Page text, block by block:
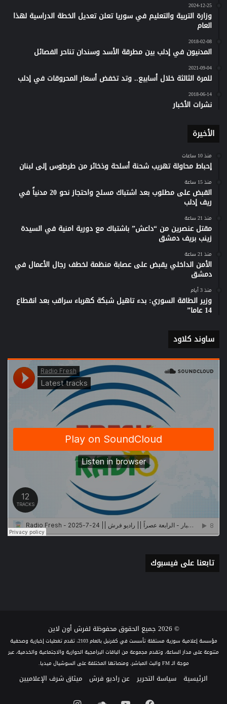
2024-12-25
وزارة التربية والتعليم في سوريا تعلن تعديل الخطة الدراسية لهذا
العام
2018-02-08
المدنيون في إدلب بين مطرقة الأسد وسندان تناحر الفصائل
2021-09-04
للمرة الثالثة خلال أسابيع.. وتد تخفض أسعار المحروقات في إدلب
2018-06-14
نشرات الأخبار
الأخيرة
منذ 10 ساعات
إحباط محاولة تهريب شحنة أسلحة وذخائر من طرطوس إلى لبنان
منذ 15 ساعة
القبض على مطلوب بعد اشتباك مسلح واحتجاز نحو 20 مدنياً في
ريف إدلب
منذ 21 ساعة
مقتل عنصرين من “داعش” باشتباك مع دورية امنية في السيدة
زينب بريف دمشق
منذ 21 ساعة
الأمن الداخلي يقبض على عصابة منظمة لخطف رجال الأعمال في
دمشق
منذ 3 أيام
وزير الطاقة السوري: بدء تاهيل شبكة كهرباء سراقب بعد انقطاع
14 عاما”
ساوند كلاود
تابعنا على فيسبوك
© 2026 جميع الحقوق محفوظة لفرش أون لاين
مؤسسة إعلامية سورية مستقلة تأسست في كفرنبل بالعام 2103، تقدم تغطيات إخبارية وصحفية
متنوعة على مدار الساعة، وتقدم مجموعة من الباقات البرامجية الحوارية والاجتماعية والخدمية، عبر
موجة الـ FM والبث المباشر، ومنصاتها المختلفة على السوشيال ميديا.
الرئيسية سياسة التحرير عن راديو فرش ميثاق شرف الإعلاميين